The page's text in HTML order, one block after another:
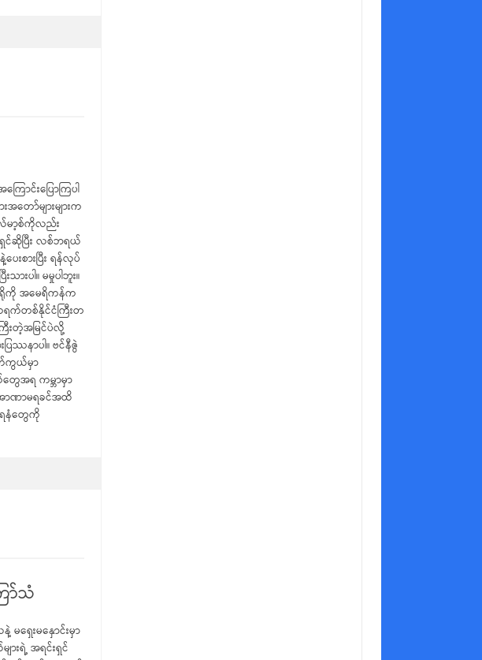
ောင်းပြောကြပါ
အတော်များများက
လ်မာ့စ်ကိုလည်း
င်ဆိုပြီး လစ်ဘရယ်
စားပြီး ရန်လုပ်
ပါ။ မမှုပါဘူး။
ဒူရိုကို အမေရိကန်က
က်တစ်နိုင်ငံကြီးတ
းတဲ့အမြင်ပဲလို့
ဿနာပါ။ ဗင်နီဇွဲ
ကွယ်မှာ
ေအရ ကမ္ဘာမှာ
အာဏာမရခင်အထိ
ေနံတွေကို
ာ်သံ
ရှေးမနှောင်းမှာ
ားရဲ့ အရင်းရှင်